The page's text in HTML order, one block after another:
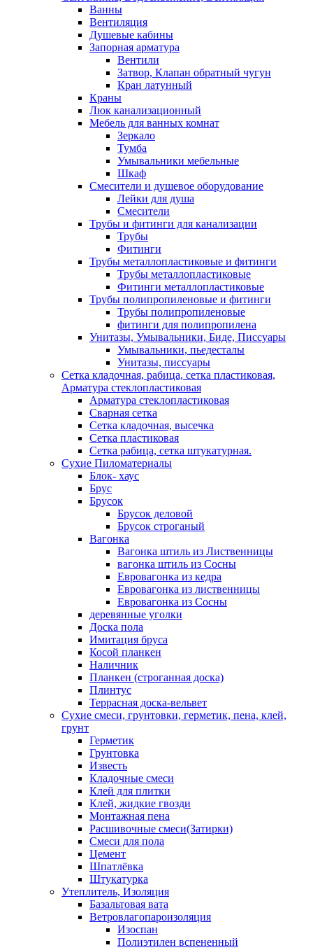
Ванны
Вентиляция
Душевые кабины
Запорная арматура
Вентили
Затвор, Клапан обратный чугун
Кран латунный
Краны
Люк канализационный
Мебель для ванных комнат
Зеркало
Тумба
Умывальники мебельные
Шкаф
Смесители и душевое оборудование
Лейки для душа
Смесители
Трубы и фитинги для канализации
Трубы
Фитинги
Трубы металлопластиковые и фитинги
Трубы металлопластиковые
Фитинги металлопластиковые
Трубы полипропиленовые и фитинги
Трубы полипропиленовые
фитинги для полипропилена
Унитазы, Умывальники, Биде, Писсуары
Умывальники, пьедесталы
Унитазы, писсуары
Сетка кладочная, рабица, сетка пластиковая,
Арматура стеклопластиковая
Арматура стеклопластиковая
Сварная сетка
Сетка кладочная, высечка
Сетка пластиковая
Сетка рабица, сетка штукатурная.
Сухие Пиломатериалы
Блок- хаус
Брус
Брусок
Брусок деловой
Брусок строганый
Вагонка
Вагонка штиль из Лиственницы
вагонка штиль из Сосны
Евровагонка из кедра
Евровагонка из лиственницы
Евровагонка из Сосны
деревянные уголки
Доска пола
Имитация бруса
Косой планкен
Наличник
Планкен (строганная доска)
Плинтус
Террасная доска-вельвет
Сухие смеси, грунтовки, герметик, пена, клей,
грунт
Герметик
Грунтовка
Известь
Кладочные смеси
Клей для плитки
Клей, жидкие гвозди
Монтажная пена
Расшивочные смеси(Затирки)
Смеси для пола
Цемент
Шпатлёвка
Штукатурка
Утеплитель, Изоляция
Базальтовая вата
Ветровлагопароизоляция
Изоспан
Полиэтилен вспененный